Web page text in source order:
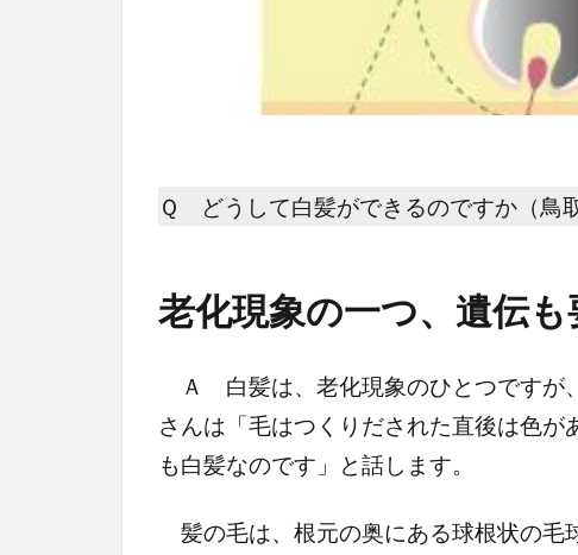
Ｑ どうして白髪ができるのですか（鳥
老化現象の一つ、遺伝も
Ａ 白髪は、老化現象のひとつですが
さんは「毛はつくりだされた直後は色
も白髪なのです」と話します。
髪の毛は、根元の奥にある球根状の毛